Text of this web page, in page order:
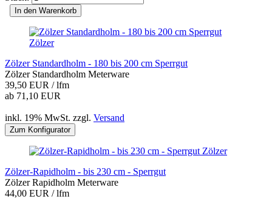
In den Warenkorb
Zölzer
Zölzer Standardholm - 180 bis 200 cm Sperrgut
Zölzer Standardholm Meterware
39,50 EUR / lfm
ab 71,10 EUR
inkl. 19% MwSt. zzgl. Versand
Zum Konfigurator
Zölzer
Zölzer-Rapidholm - bis 230 cm - Sperrgut
Zölzer Rapidholm Meterware
44,00 EUR / lfm